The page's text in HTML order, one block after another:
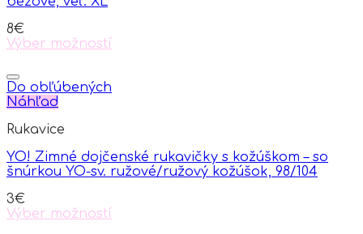
be
on
the
page
8€
Výber možností
product
has
multiple
The
may
be
on
the
Do obľúbených
Náhľad
Rukavice
YO! Zimné dojčenské rukavičky s kožúškom – so
šnúrkou YO-sv. ružové/ružový kožúšok, 98/104
3€
Výber možností